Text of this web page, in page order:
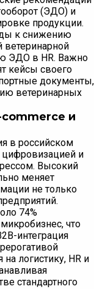
(ЭДО) и
продукции.
к снижению
ЭДО в HR. Важно
кейсы своего
документы,
ветеринарных
и
в российском
цифровизацией и
Высокий
меняет
не только
74%
что
интеграция
логистику, HR и
стандартного